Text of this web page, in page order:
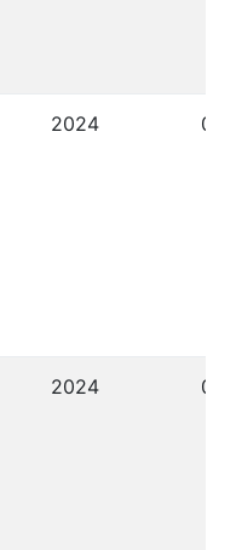
2024 04/
2024 01/